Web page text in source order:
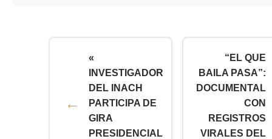
«
INVESTIGADOR
DEL INACH
PARTICIPA DE
GIRA
PRESIDENCIAL
“EL QUE
BAILA PASA”:
DOCUMENTAL
CON
REGISTROS
VIRALES DEL